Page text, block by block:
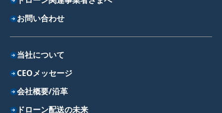
お問い合わせ
当社について
CEOメッセージ
会社概要/沿革
ドローン配送の未来